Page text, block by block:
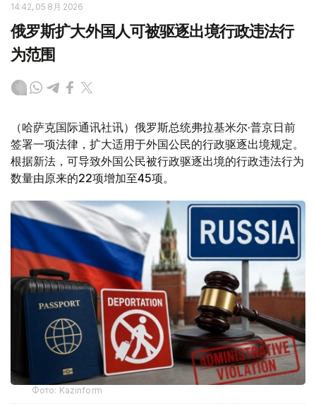
14:42, 05 8月 2026
俄罗斯扩大外国人可被驱逐出境行政违法行
为范围
（哈萨克国际通讯社讯）俄罗斯总统弗拉基米尔·普京日前
签署一项法律，扩大适用于外国公民的行政驱逐出境规定。
根据新法，可导致外国公民被行政驱逐出境的行政违法行为
数量由原来的22项增加至45项。
Фото: Kazinform